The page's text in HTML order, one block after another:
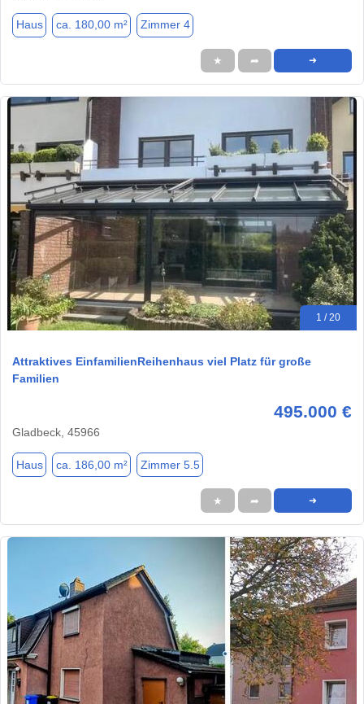
Haus ca. 180,00 m² Zimmer 4
★ ➦ ➜
1 / 20
Attraktives EinfamilienReihenhaus viel Platz für große
Familien
495.000 €
Gladbeck, 45966
Haus ca. 186,00 m² Zimmer 5.5
★ ➦ ➜